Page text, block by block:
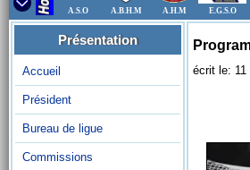
A.S.O A.B.H.M A.H.M E.G.S.O
Présentation
Accueil
Président
Bureau de ligue
Commissions
écrit le: 11